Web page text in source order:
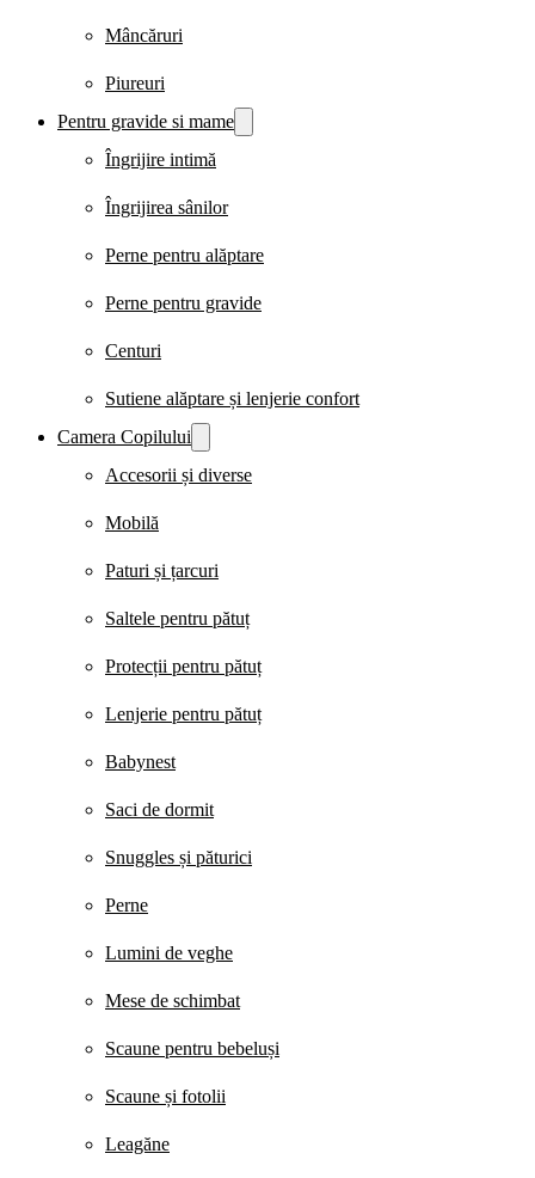
Mâncăruri
Piureuri
Pentru gravide si mame
Îngrijire intimă
Îngrijirea sânilor
Perne pentru alăptare
Perne pentru gravide
Centuri
Sutiene alăptare și lenjerie confort
Camera Copilului
Accesorii și diverse
Mobilă
Paturi și țarcuri
Saltele pentru pătuț
Protecții pentru pătuț
Lenjerie pentru pătuț
Babynest
Saci de dormit
Snuggles și păturici
Perne
Lumini de veghe
Mese de schimbat
Scaune pentru bebeluși
Scaune și fotolii
Leagăne